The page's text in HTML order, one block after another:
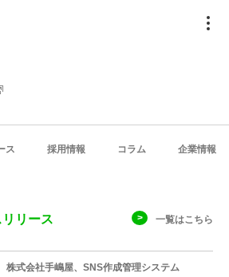
ス 採用情報 コラム 企業情報
リース 一覧はこちら
株式会社手嶋屋、SNS作成管理システム